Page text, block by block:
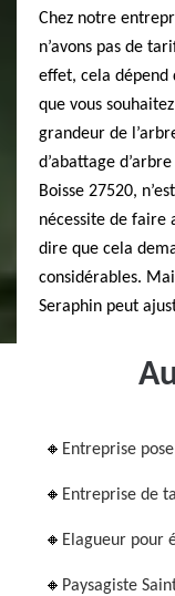
Chez notre
n’avons pas de
effet, cela dépend
que vous
grandeur de
d’abattage
Boisse 27520,
nécessite de faire
dire que cela
considérables.
Seraphin peut
Entreprise
Entreprise de
Elagueur pour
Paysagiste